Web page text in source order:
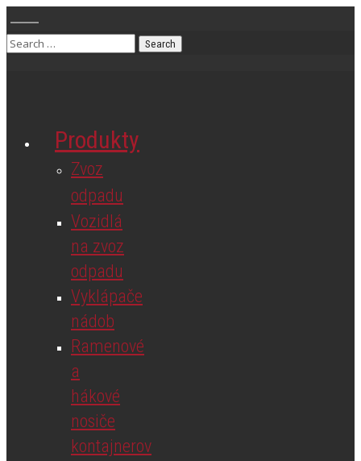
Produkty
Zvoz
odpadu
Vozidlá
na zvoz
odpadu
Vyklápače
nádob
Ramenové
a
hákové
nosiče
kontajnerov